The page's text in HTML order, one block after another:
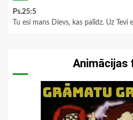
Ps.25:5
Tu esi mans Dievs, kas palīdz. Uz Tevi
Animācijas